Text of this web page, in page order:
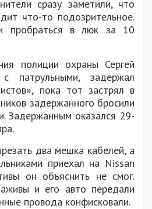
сразу заметили, что
что-то подозрительное.
пробраться в люк за 10
полиции охраны Сергей
патрульными, задержал
пока тот застрял в
задержанного бросили
Задержанным оказался 29-
два мешка кабелей, а
приехал на Nissan
он объяснить не смог.
и его авто передали
провода конфисковали.